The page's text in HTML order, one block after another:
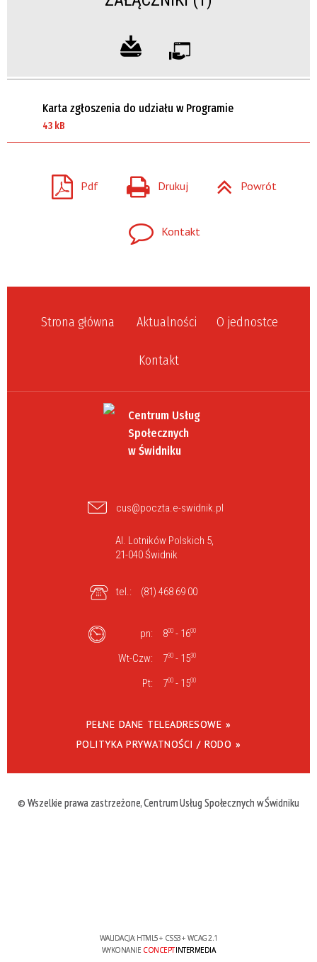
Karta zgłoszenia do udziału w Programie
43 kB
Pdf Drukuj Powrót
Kontakt
Strona główna Aktualności O jednostce
Kontakt
Centrum Usług
Społecznych
w Świdniku
cus@poczta.e-swidnik.pl
Al. Lotników Polskich 5,
21-040 Świdnik
tel.: (81) 468 69 00
pn: 800 - 1600
Wt-Czw: 730 - 1530
Pt: 700 - 1500
PEŁNE DANE TELEADRESOWE »
POLITYKA PRYWATNOŚCI / RODO »
© Wszelkie prawa zastrzeżone, Centrum Usług Społecznych w Świdniku
WALIDACJA: HTML5+ CSS3+ WCAG 2.1
WYKONANIE CONCEPTINTERMEDIA